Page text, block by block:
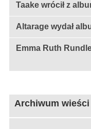
Taake wrócił z
Altarage wydał
Emma Ruth
Archiwum wieści